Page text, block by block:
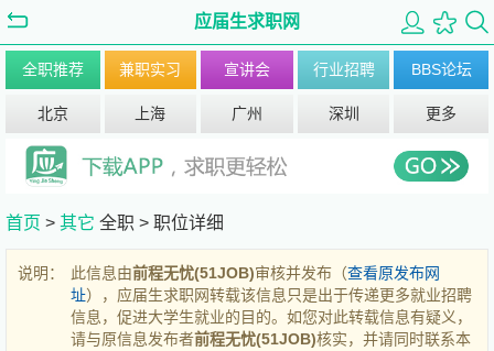
应届生求职网
全职推荐 兼职实习 宣讲会 行业招聘 BBS论坛
北京 上海 广州 深圳 更多
首页 > 其它 全职 > 职位详细
说明： 此信息由前程无忧(51JOB)审核并发布（查看原发布网
址），应届生求职网转载该信息只是出于传递更多就业招聘
信息，促进大学生就业的目的。如您对此转载信息有疑义，
请与原信息发布者前程无忧(51JOB)核实，并请同时联系本